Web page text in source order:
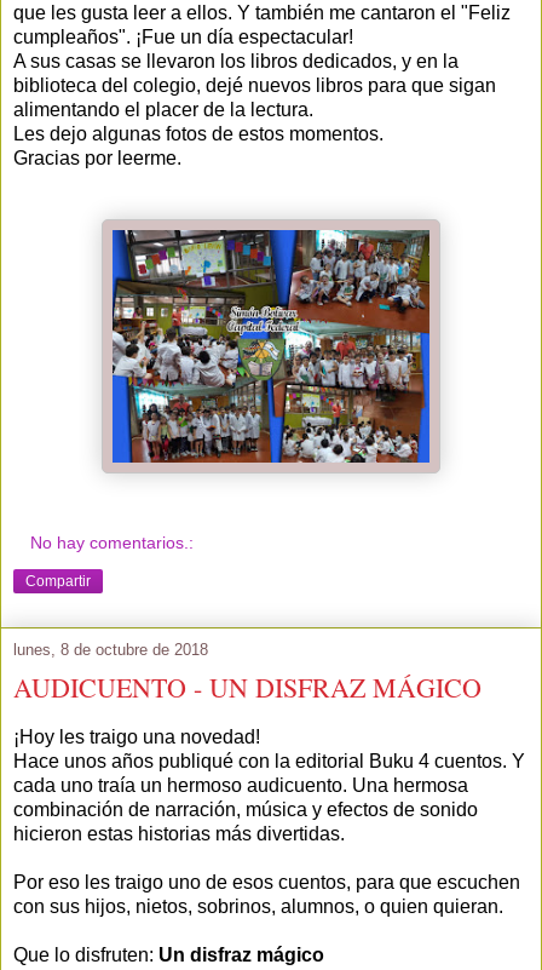
que les gusta leer a ellos. Y también me cantaron el "Feliz
cumpleaños". ¡Fue un día espectacular!
A sus casas se llevaron los libros dedicados, y en la
biblioteca del colegio, dejé nuevos libros para que sigan
alimentando el placer de la lectura.
Les dejo algunas fotos de estos momentos.
Gracias por leerme.
No hay comentarios.:
Compartir
lunes, 8 de octubre de 2018
AUDICUENTO - UN DISFRAZ MÁGICO
¡Hoy les traigo una novedad!
Hace unos años publiqué con la editorial Buku 4 cuentos. Y
cada uno traía un hermoso audicuento. Una hermosa
combinación de narración, música y efectos de sonido
hicieron estas historias más divertidas.
Por eso les traigo uno de esos cuentos, para que escuchen
con sus hijos, nietos, sobrinos, alumnos, o quien quieran.
Que lo disfruten: Un disfraz mágico